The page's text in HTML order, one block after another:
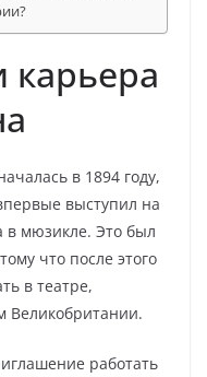
карьера
в 1894 году,
выступил на
в мюзикле. Это был
что после этого
в театре,
Великобритании.
работать